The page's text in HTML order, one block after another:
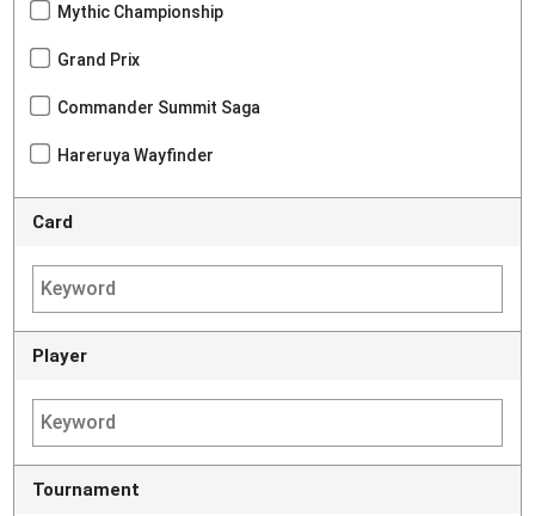
Mythic Championship
Grand Prix
Commander Summit Saga
Hareruya Wayfinder
Card
Player
Tournament